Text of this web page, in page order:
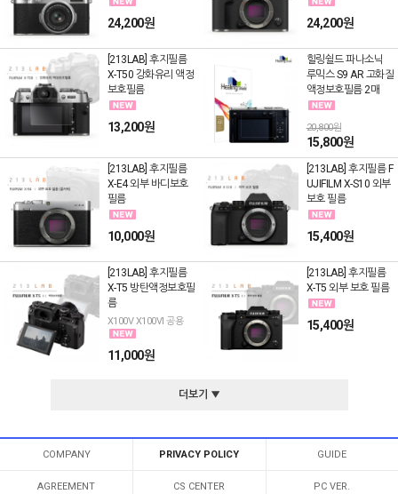
24,200원 24,200원
[213LAB] 후지필름
X-T50 강화유리 액정
보호필름
13,200원
힐링쉴드 파나소닉
루믹스 S9 AR 고화질
액정보호필름 2매
20,800원
15,800원
[213LAB] 후지필름
X-E4 외부 바디보호
필름
10,000원
[213LAB] 후지필름 F
UJIFILM X-S10 외부
보호 필름
15,400원
[213LAB] 후지필름
X-T5 방탄액정보호필
름
X100V X100VI 공용
11,000원
[213LAB] 후지필름
X-T5 외부 보호 필름
15,400원
더보기 ▼
COMPANY PRIVACY POLICY GUIDE
AGREEMENT CS CENTER PC VER.